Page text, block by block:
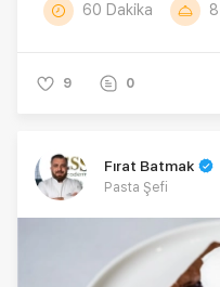
lezzet; doğru
60 Dakika
9 0
Fırat Batmak
Pasta Şefi